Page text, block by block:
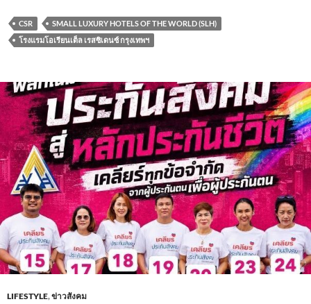
CSR
SMALL LUXURY HOTELS OF THE WORLD (SLH)
โรงแรมโอเรียนเต็ล เรสซิเดนซ์ กรุงเทพฯ
LIFESTYLE,ข่าวสังคม